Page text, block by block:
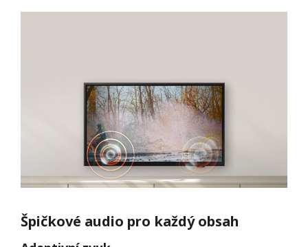
Špičkové audio pro každý obsah